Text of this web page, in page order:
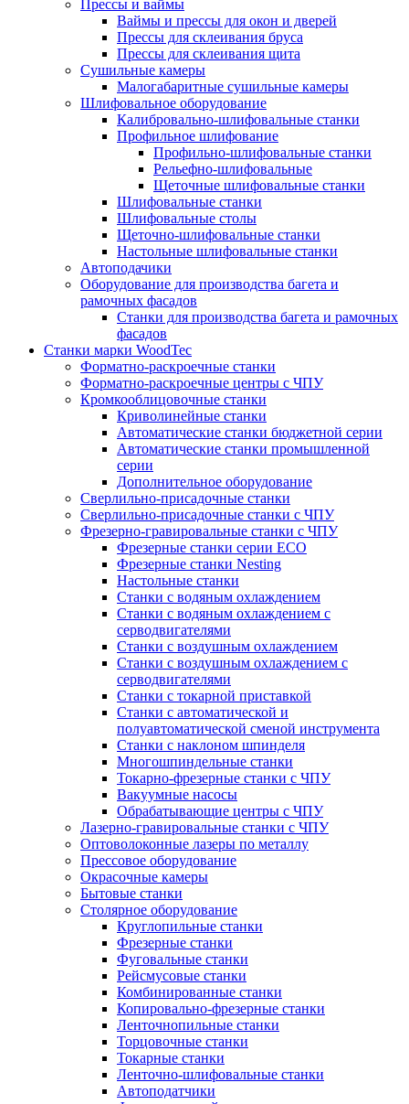
Прессы и ваймы
Ваймы и прессы для окон и дверей
Прессы для склеивания бруса
Прессы для склеивания щита
Сушильные камеры
Малогабаритные сушильные камеры
Шлифовальное оборудование
Калибровально-шлифовальные станки
Профильное шлифование
Профильно-шлифовальные станки
Рельефно-шлифовальные
Щеточные шлифовальные станки
Шлифовальные станки
Шлифовальные столы
Щеточно-шлифовальные станки
Настольные шлифовальные станки
Автоподачики
Оборудование для производства багета и
рамочных фасадов
Станки для производства багета и рамочных
фасадов
Станки марки WoodTec
Форматно-раскроечные станки
Форматно-раскроечные центры с ЧПУ
Кромкооблицовочные станки
Криволинейные станки
Автоматические станки бюджетной серии
Автоматические станки промышленной
серии
Дополнительное оборудование
Сверлильно-присадочные станки
Сверлильно-присадочные станки с ЧПУ
Фрезерно-гравировальные станки с ЧПУ
Фрезерные станки серии ECO
Фрезерные станки Nesting
Настольные станки
Станки с водяным охлаждением
Станки с водяным охлаждением с
серводвигателями
Станки с воздушным охлаждением
Станки с воздушным охлаждением с
серводвигателями
Станки с токарной приставкой
Станки с автоматической и
полуавтоматической сменой инструмента
Станки с наклоном шпинделя
Многошпиндельные станки
Токарно-фрезерные станки с ЧПУ
Вакуумные насосы
Обрабатывающие центры с ЧПУ
Лазерно-гравировальные станки с ЧПУ
Оптоволоконные лазеры по металлу
Прессовое оборудование
Окрасочные камеры
Бытовые станки
Столярное оборудование
Круглопильные станки
Фрезерные станки
Фуговальные станки
Рейсмусовые станки
Комбинированные станки
Копировально-фрезерные станки
Ленточнопильные станки
Торцовочные станки
Токарные станки
Ленточно-шлифовальные станки
Автоподатчики